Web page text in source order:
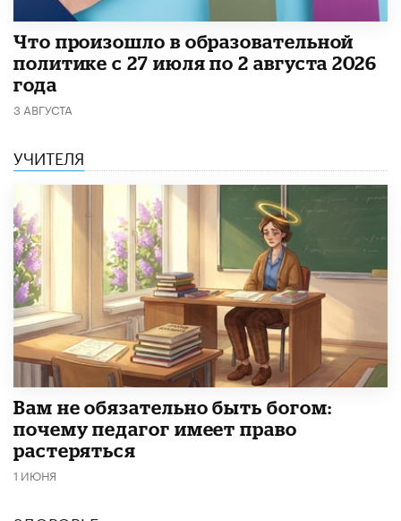
​Что произошло в образовательной
политике с 27 июля по 2 августа 2026
года
3 АВГУСТА
УЧИТЕЛЯ
​Вам не обязательно быть богом:
почему педагог имеет право
растеряться
1 ИЮНЯ